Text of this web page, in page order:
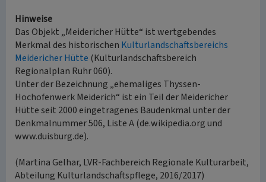
Hinweise
Das Objekt „Meidericher Hütte“ ist wertgebendes
Merkmal des historischen Kulturlandschaftsbereichs
Meidericher Hütte (Kulturlandschaftsbereich
Regionalplan Ruhr 060).
Unter der Bezeichnung „ehemaliges Thyssen-
Hochofenwerk Meiderich“ ist ein Teil der Meidericher
Hütte seit 2000 eingetragenes Baudenkmal unter der
Denkmalnummer 506, Liste A (de.wikipedia.org und
www.duisburg.de).
(Martina Gelhar, LVR-Fachbereich Regionale Kulturarbeit,
Abteilung Kulturlandschaftspflege, 2016/2017)